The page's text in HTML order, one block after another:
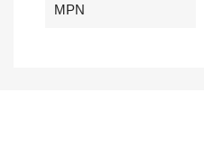
MPN